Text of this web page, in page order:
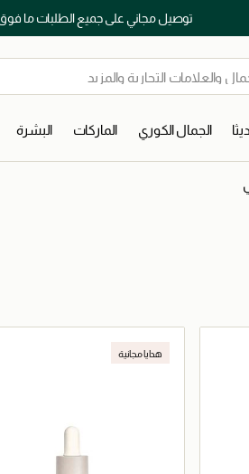
توصيل مجاني على جميع الطلبات ما فوق 299
الجمال الكوري الماركات البشرة
هدايا مجانية